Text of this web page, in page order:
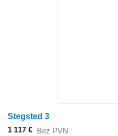
Stegsted 3
1 117 € Bez PVN